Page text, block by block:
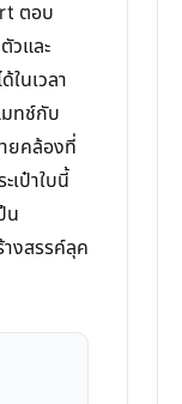
ตอบ
วและ
นเวลา
ทช์กับ
ยคล้องที่
เป๋าใบนี้
น
งสรรค์ลุค